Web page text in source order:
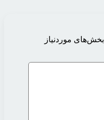
بخش‌های موردنیاز